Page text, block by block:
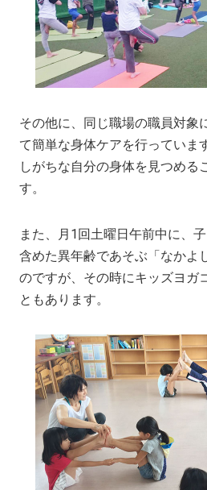
その他に、同じ職場の職員対象
て簡単な身体ケアを行っていま
しがちな自分の身体を見つめる
す。
また、月1回土曜日午前中に、
含めた異年齢であそぶ「なかよ
のですが、その時にキッズヨガ
ともあります。